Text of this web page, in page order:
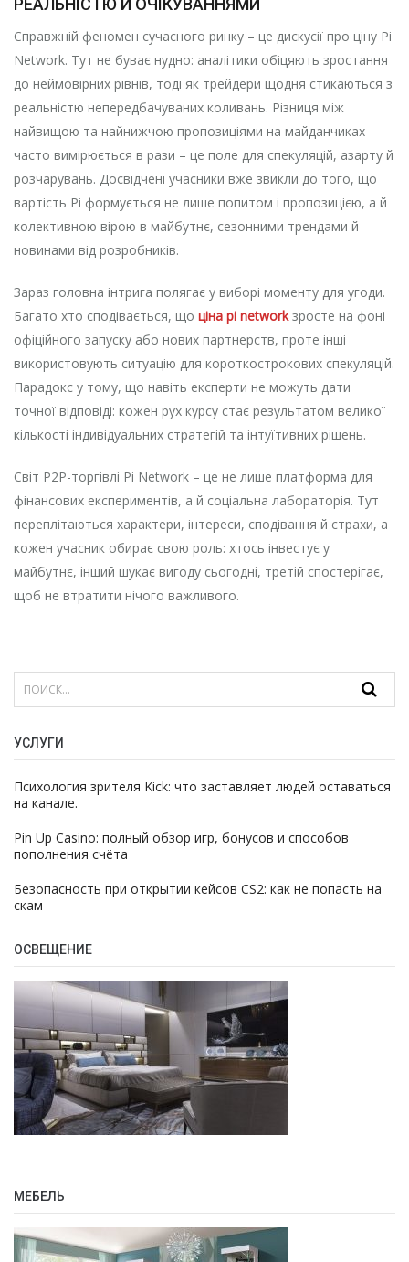
Справжній феномен сучасного ринку – це дискусії про ціну Pi
Network. Тут не буває нудно: аналітики обіцяють зростання
до неймовірних рівнів, тоді як трейдери щодня стикаються з
реальністю непередбачуваних коливань. Різниця між
найвищою та найнижчою пропозиціями на майданчиках
часто вимірюється в рази – це поле для спекуляцій, азарту й
розчарувань. Досвідчені учасники вже звикли до того, що
вартість Pi формується не лише попитом і пропозицією, а й
колективною вірою в майбутнє, сезонними трендами й
новинами від розробників.
Зараз головна інтрига полягає у виборі моменту для угоди.
Багато хто сподівається, що ціна pi networkзросте на фоні
офіційного запуску або нових партнерств, проте інші
використовують ситуацію для короткострокових спекуляцій.
Парадокс у тому, що навіть експерти не можуть дати
точної відповіді: кожен рух курсу стає результатом великої
кількості індивідуальних стратегій та інтуїтивних рішень.
Світ P2P-торгівлі Pi Network – це не лише платформа для
фінансових експериментів, а й соціальна лабораторія. Тут
переплітаються характери, інтереси, сподівання й страхи, а
кожен учасник обирає свою роль: хтось інвестує у
майбутнє, інший шукає вигоду сьогодні, третій спостерігає,
щоб не втратити нічого важливого.
УСЛУГИ
Психология зрителя Kick: что заставляет людей оставаться
на канале.
Pin Up Casino: полный обзор игр, бонусов и способов
пополнения счёта
Безопасность при открытии кейсов CS2: как не попасть на
скам
ОСВЕЩЕНИЕ
МЕБЕЛЬ